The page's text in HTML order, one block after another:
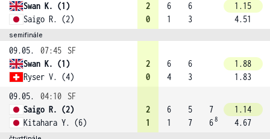
Swan K. (1)
Saigo R. (2)
2
0
6
1
6
3
1.15
4.51
semifinále
09.05. 07:45
SF
Swan K. (1)
Ryser V. (4)
2
0
6
4
6
3
1.88
1.83
09.05.
04:10
SF
Saigo R. (2)
Kitahara Y. (6)
2
1
6
1
5
7
7
68
1.14
4.67